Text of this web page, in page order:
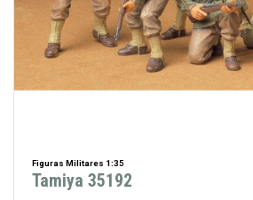
Figuras Militares 1:35
Tamiya 35192